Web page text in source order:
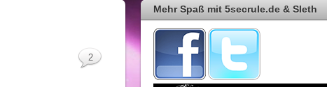
2
Mehr Spaß mit 5secrule.de & Sleth